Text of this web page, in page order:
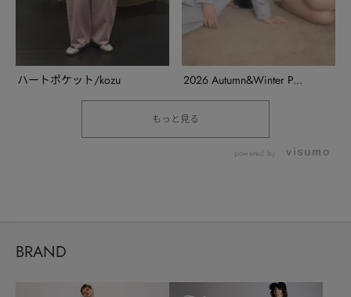
ハートポケット/kozu 2026 Autumn&Winter P...
もっと見る
powered by
BRAND